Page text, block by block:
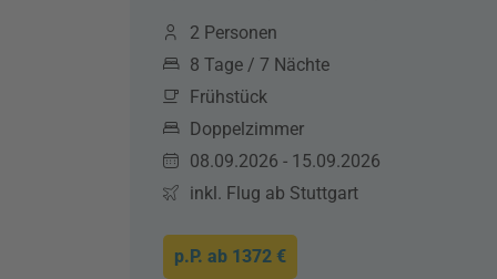
2 Personen
8 Tage / 7 Nächte
Frühstück
Doppelzimmer
08.09.2026 - 15.09.2026
inkl. Flug ab Stuttgart
p.P. ab 1372 €